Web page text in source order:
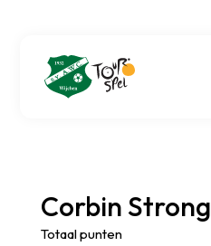
Corbin Strong
Totaal punten